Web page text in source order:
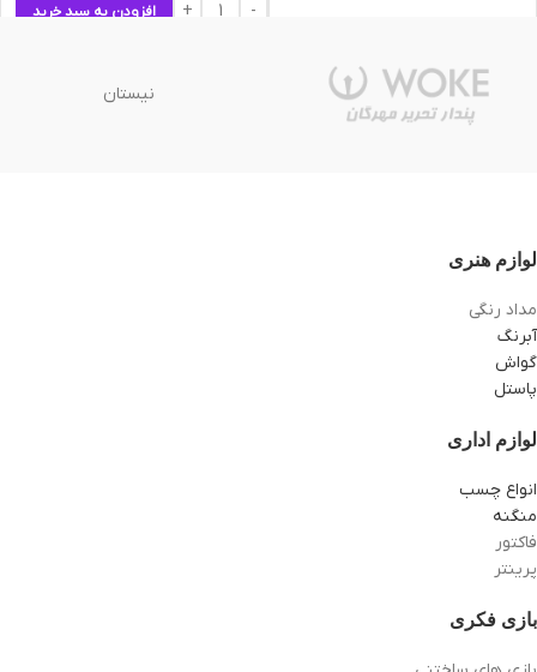
افزودن به سبد خرید
نیستان
لوازم هنری
مداد رنگی
آبرنگ
گواش
پاستل
لوازم اداری
انواع چسب
منگنه
فاکتور
پرینتر
بازی فکری